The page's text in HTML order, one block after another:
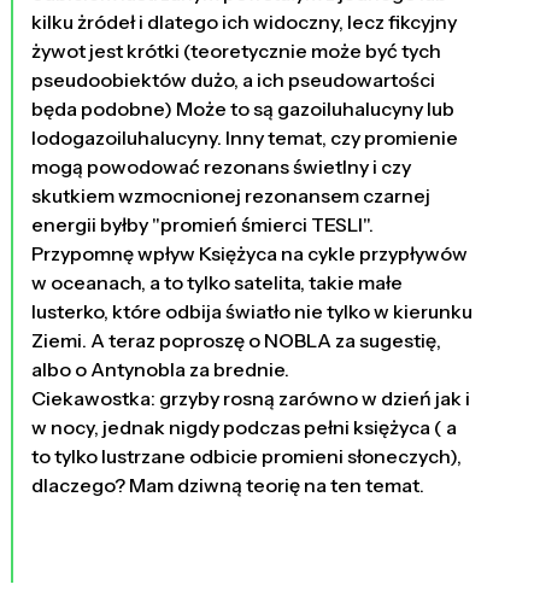
kilku żródeł i dlatego ich widoczny, lecz fikcyjny
żywot jest krótki (teoretycznie może być tych
pseudoobiektów dużo, a ich pseudowartości
będa podobne) Może to są gazoiluhalucyny lub
lodogazoiluhalucyny. Inny temat, czy promienie
mogą powodować rezonans świetlny i czy
skutkiem wzmocnionej rezonansem czarnej
energii byłby "promień śmierci TESLI".
Przypomnę wpływ Księżyca na cykle przypływów
w oceanach, a to tylko satelita, takie małe
lusterko, które odbija światło nie tylko w kierunku
Ziemi. A teraz poproszę o NOBLA za sugestię,
albo o Antynobla za brednie.
Ciekawostka: grzyby rosną zarówno w dzień jak i
w nocy, jednak nigdy podczas pełni księżyca ( a
to tylko lustrzane odbicie promieni słoneczych),
dlaczego? Mam dziwną teorię na ten temat.